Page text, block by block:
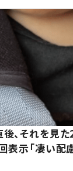
後、それを見
示「凄い配慮